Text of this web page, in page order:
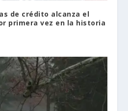
de crédito alcanza el
primera vez en la historia